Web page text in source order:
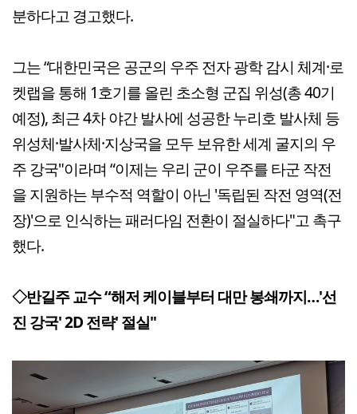
분하다고 경고했다.
그는 “대한민국은 공군의 우주 전자 광학 감시 체계·로
켓랩을 통해 1호기를 올린 초소형 군집 위성(총 40기
예정), 최근 4차 야간 발사에 성공한 누리호 발사체 등
위성체·발사체·지상국을 모두 보유한 세계 굴지의 우
주 강국"이라며 “이제는 우리 군이 우주를 타군 작전
을 지원하는 부수적 역할이 아닌 '독립된 작전 영역(전
장)'으로 인식하는 패러다임 전환이 절실하다"고 촉구
했다.
◇반길주 교수 “해저 케이블부터 대만 봉쇄까지…'선
진 강국' 2D 전략' 절실"